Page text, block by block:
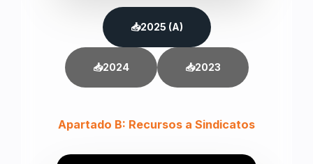
📥2025 (A)
📥2024 📥2023
Apartado B: Recursos a Sindicatos